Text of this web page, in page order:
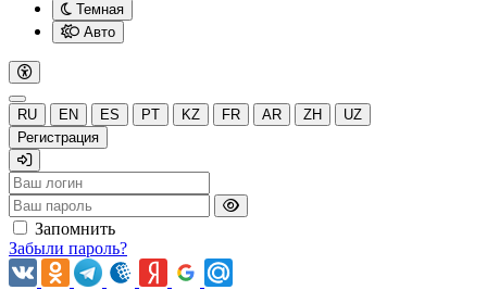
Темная
Авто
RU EN ES PT KZ FR AR ZH
UZ
Регистрация
Запомнить
Забыли пароль?